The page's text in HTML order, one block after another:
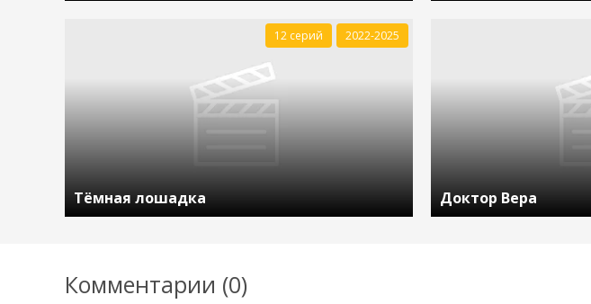
Тёмная лошадка
12 серий 2022-2025
Доктор Вера
Комментарии (0)